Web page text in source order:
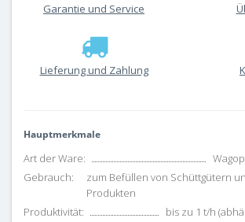
Garantie und Service
Lieferung und Zahlung
Hauptmerkmale
Art der Ware:
Gebrauch:
zum Befüllen von Schüttgütern
Produkten
Produktivität:
bis zu 1 t/h